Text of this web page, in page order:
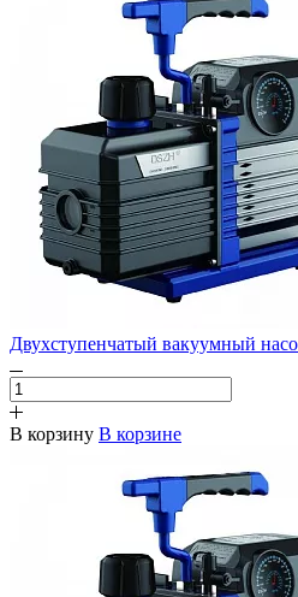
Двухступенчатый вакуумный
В корзину В корзине